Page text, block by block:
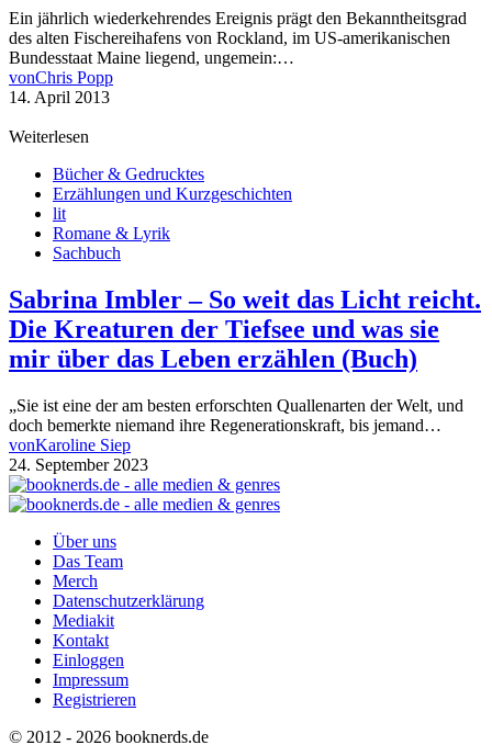
Ein jährlich wiederkehrendes Ereignis prägt den Bekanntheitsgrad
des alten Fischereihafens von Rockland, im US-amerikanischen
Bundesstaat Maine liegend, ungemein:…
vonChris Popp
14. April 2013
Weiterlesen
Bücher & Gedrucktes
Erzählungen und Kurzgeschichten
lit
Romane & Lyrik
Sachbuch
Sabrina Imbler – So weit das Licht reicht.
Die Kreaturen der Tiefsee und was sie
mir über das Leben erzählen (Buch)
„Sie ist eine der am besten erforschten Quallenarten der Welt, und
doch bemerkte niemand ihre Regenerationskraft, bis jemand…
vonKaroline Siep
24. September 2023
Über uns
Das Team
Merch
Datenschutzerklärung
Mediakit
Kontakt
Einloggen
Impressum
Registrieren
© 2012 - 2026 booknerds.de